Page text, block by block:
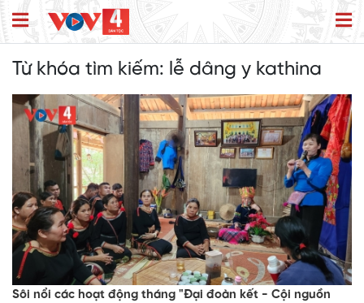
Từ khóa tìm kiếm: lễ dâng y kathina
Sôi nổi các hoạt động tháng "Đại đoàn kết - Cội nguồn